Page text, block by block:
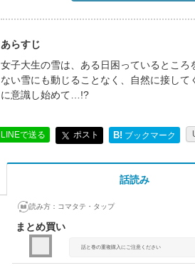
あらすじ
女子大生の雪は、ある日困っているとこ
ない雪にも動じることなく、自然に接し
に意識し始めて…!?
LINEで送る ポスト B! ブックマーク
話読み
読み方： コマタテ・タップ
まとめ買い
話と巻の重複購入にご注意ください